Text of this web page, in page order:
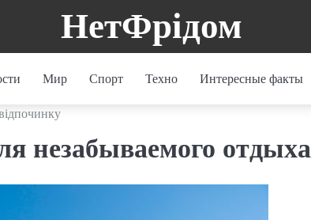
НетФрідом
Мир Спорт Техно Интересные факты
незабываемого отдыха